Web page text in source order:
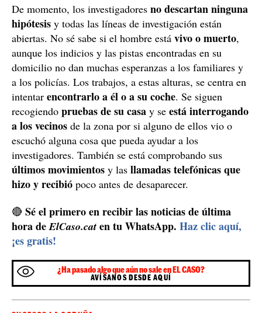
De momento, los investigadores no descartan ninguna
hipótesis y todas las líneas de investigación están
abiertas. No sé sabe si el hombre está vivo o muerto,
aunque los indicios y las pistas encontradas en su
domicilio no dan muchas esperanzas a los familiares y
a los policías. Los trabajos, a estas alturas, se centra en
intentar encontrarlo a él o a su coche. Se siguen
recogiendo pruebas de sucasa y se está interrogando
a los vecinos de la zona por si alguno de ellos vio o
escuchó alguna cosa que pueda ayudar a los
investigadores. También se está comprobando sus
últimos movimientos y las llamadas telefónicas que
hizo y recibió poco antes de desaparecer.
🔴 Sé el primero en recibir las noticias de última
hora deElCaso.cat en tu WhatsApp. Haz clic aquí,
¡es gratis!
¿Ha pasado algo que aún no sale en EL CASO?
AVÍSANOS DESDE AQUÍ